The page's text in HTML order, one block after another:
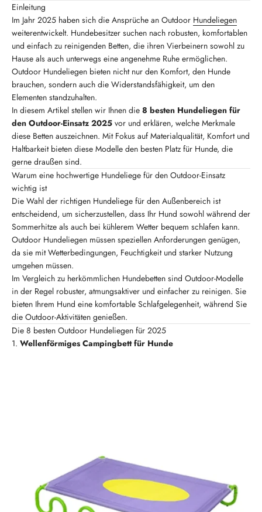
Einleitung
Im Jahr 2025 haben sich die Ansprüche an Outdoor Hundeliegen
weiterentwickelt. Hundebesitzer suchen nach robusten, komfortablen
und einfach zu reinigenden Betten, die ihren Vierbeinern sowohl zu
Hause als auch unterwegs eine angenehme Ruhe ermöglichen.
Outdoor Hundeliegen bieten nicht nur den Komfort, den Hunde
brauchen, sondern auch die Widerstandsfähigkeit, um den
Elementen standzuhalten.
In diesem Artikel stellen wir Ihnen die 8 besten Hundeliegen für
den Outdoor-Einsatz 2025 vor und erklären, welche Merkmale
diese Betten auszeichnen. Mit Fokus auf Materialqualität, Komfort und
Haltbarkeit bieten diese Modelle den besten Platz für Hunde, die
gerne draußen sind.
Warum eine hochwertige Hundeliege für den Outdoor-Einsatz
wichtig ist
Die Wahl der richtigen Hundeliege für den Außenbereich ist
entscheidend, um sicherzustellen, dass Ihr Hund sowohl während der
Sommerhitze als auch bei kühlerem Wetter bequem schlafen kann.
Outdoor Hundeliegen müssen speziellen Anforderungen genügen,
da sie mit Wetterbedingungen, Feuchtigkeit und starker Nutzung
umgehen müssen.
Im Vergleich zu herkömmlichen Hundebetten sind Outdoor-Modelle
in der Regel robuster, atmungsaktiver und einfacher zu reinigen. Sie
bieten Ihrem Hund eine komfortable Schlafgelegenheit, während Sie
die Outdoor-Aktivitäten genießen.
Die 8 besten Outdoor Hundeliegen für 2025
1. Wellenförmiges Campingbett für Hunde